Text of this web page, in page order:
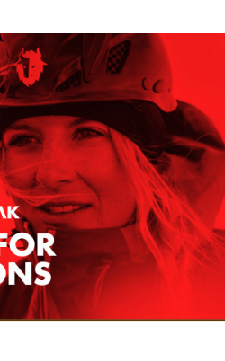
於個人資料處理事宜，請瀏覽以下網址：
aftee.tw/terms/#terms3
成年的使用者請事先徵得法定代理人或監護人
先享後付」，若未經同意申辦者引起之損
用「AFTEE先享後付」時，將依據個別帳號
審查核予不同之上限額度；若仍有額度不足之
求用戶進行身份認證。
禁一人註冊多個帳號或使用他人資訊註冊。若
恩沛科技股份有限公司將有權停止該用戶之使
7-11取貨
，滿NT$799(含以上)免運費
，滿NT$799(含以上)免運費